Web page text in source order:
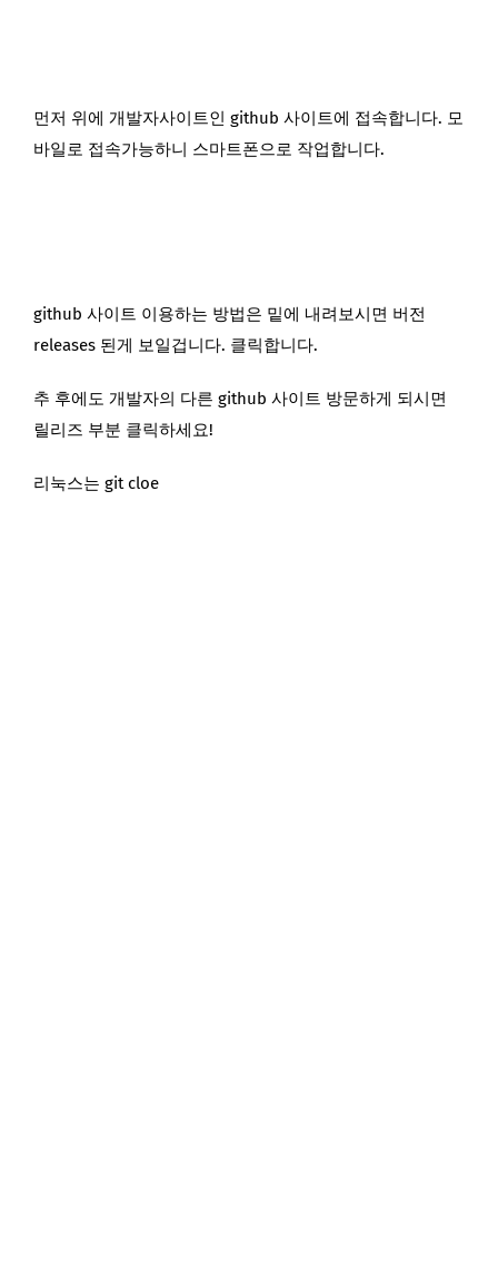
먼저 위에 개발자사이트인 github 사이트에 접속합니다. 모
바일로 접속가능하니 스마트폰으로 작업합니다.
github 사이트 이용하는 방법은 밑에 내려보시면 버전
releases 된게 보일겁니다. 클릭합니다.
추 후에도 개발자의 다른 github 사이트 방문하게 되시면
릴리즈 부분 클릭하세요!
리눅스는 git cloe